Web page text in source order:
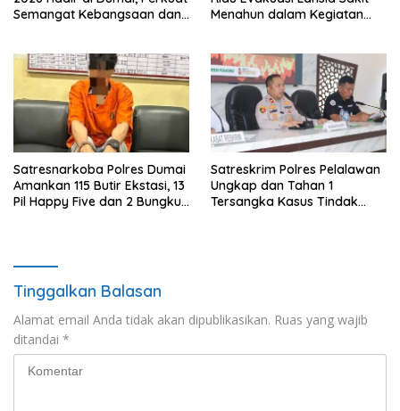
Semangat Kebangsaan dan
Menahun dalam Kegiatan
Satresnarkoba Polres Dumai
Amankan 115 Butir Ekstasi, 13
Pil Happy Five dan 2 Bungkus
Satreskrim Polres Pelalawan
Ungkap dan Tahan 1
Tersangka Kasus Tindak
Tinggalkan Balasan
Alamat email Anda tidak akan dipublikasikan. Ruas yang wajib
ditandai *